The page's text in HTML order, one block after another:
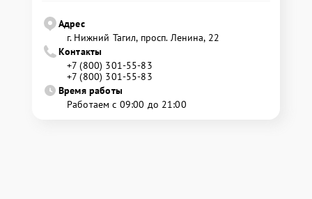
Адрес
г. Нижний Тагил, просп. Ленина, 22
Контакты
+7 (800) 301-55-83
+7 (800) 301-55-83
Время работы
Работаем с 09:00 до 21:00